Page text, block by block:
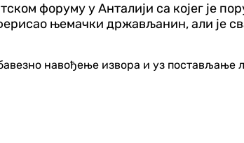
форуму у Анталији са којег је
њемачки држављанин, али је
навођење извора и уз постављање